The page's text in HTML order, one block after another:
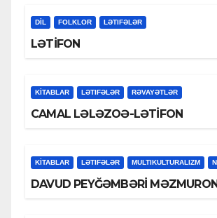
DİL FOLKLOR LƏTIFƏLƏR
LƏTİFON
KİTABLAR LƏTIFƏLƏR RƏVAYƏTLƏR
CAMAL LƏLƏZOƏ-LƏTİFON
KİTABLAR LƏTIFƏLƏR MULTIKULTURALIZM
DAVUD PEYĞƏMBƏRİ MƏZMURON